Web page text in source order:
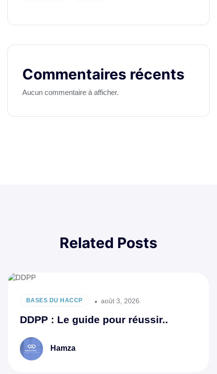
Commentaires récents
Aucun commentaire à afficher.
Related Posts
BASES DU HACCP août 3, 2026
DDPP : Le guide pour réussir..
Hamza